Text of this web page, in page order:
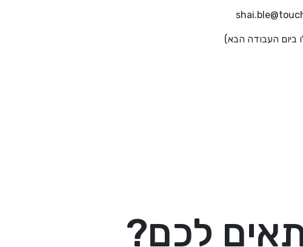
ביום העבודה הבא)
לכם?